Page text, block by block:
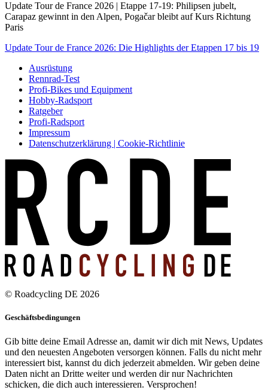
Update Tour de France 2026 | Etappe 17-19: Philipsen jubelt,
Carapaz gewinnt in den Alpen, Pogačar bleibt auf Kurs Richtung
Paris
Update Tour de France 2026: Die Highlights der Etappen 17 bis 19
Ausrüstung
Rennrad-Test
Profi-Bikes und Equipment
Hobby-Radsport
Ratgeber
Profi-Radsport
Impressum
Datenschutzerklärung | Cookie-Richtlinie
© Roadcycling DE 2026
Geschäftsbedingungen
Gib bitte deine Email Adresse an, damit wir dich mit News, Updates
und den neuesten Angeboten versorgen können. Falls du nicht mehr
interessiert bist, kannst du dich jederzeit abmelden. Wir geben deine
Daten nicht an Dritte weiter und werden dir nur Nachrichten
schicken, die dich auch interessieren. Versprochen!